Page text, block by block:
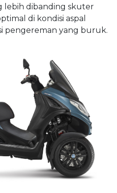
lebih dibanding skuter
di kondisi aspal
pengereman yang buruk.